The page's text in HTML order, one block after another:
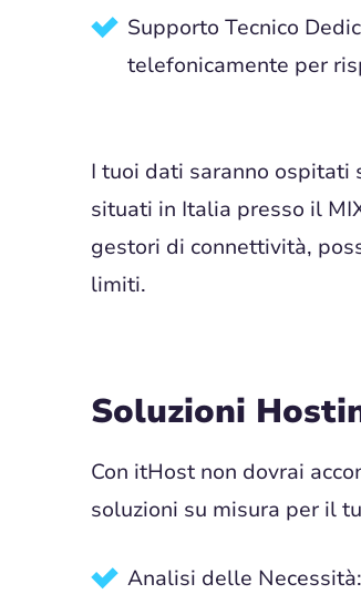
Supporto Tecnico
telefonicamente per
I tuoi dati saranno
situati in Italia presso il
gestori di connettività,
limiti.
Soluzioni
Con itHost non dovrai
soluzioni su misura per il
Analisi delle